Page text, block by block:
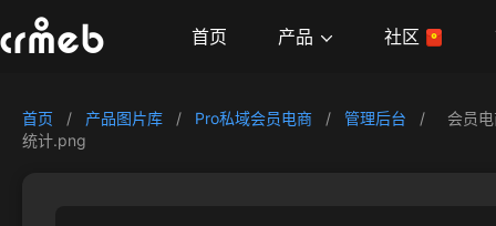
首页 产品 社区
首页 / 产品图片库 / Pro私域会员电商 / 管理后台 /
会员
统计.png